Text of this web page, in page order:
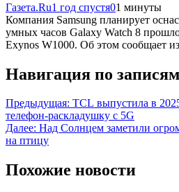
Газета.Ru1 год спустя01 минуты
Компания Samsung планирует
умных часов Galaxy Watch 8
Exynos W1000. Об этом сообщает
Навигация по записям
Предыдущая: TCL выпустила в
телефон-раскладушку с 5G
Далее: Над Солнцем заметили
на птицу
Похожие новости